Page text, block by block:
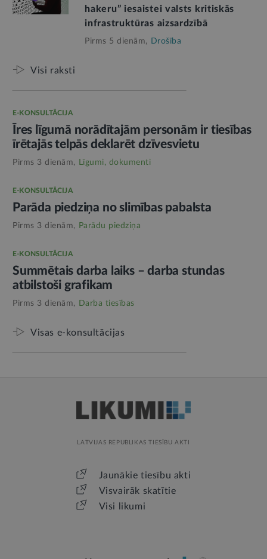
hakeru” iesaistei valsts kritiskās
infrastruktūras aizsardzībā
Pirms 5 dienām, Drošība
Visi raksti
E-KONSULTĀCIJA
Īres līgumā norādītajām personām ir tiesības
īrētajās telpās deklarēt dzīvesvietu
Pirms 3 dienām, Līgumi, dokumenti
E-KONSULTĀCIJA
Parāda piedziņa no slimības pabalsta
Pirms 3 dienām, Parādu piedziņa
E-KONSULTĀCIJA
Summētais darba laiks – darba stundas
atbilstoši grafikam
Pirms 3 dienām, Darba tiesības
Visas e-konsultācijas
LATVIJAS REPUBLIKAS TIESĪBU AKTI
Jaunākie tiesību akti
Visvairāk skatītie
Visi likumi